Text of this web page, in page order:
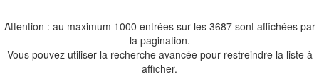
Attention : au maximum 1000 entrées sur les 3687 sont affichées par
la pagination.
Vous pouvez utiliser la recherche avancée pour restreindre la liste à
afficher.